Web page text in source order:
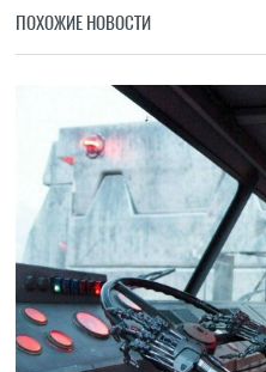
ПОХОЖИЕ НОВОСТИ